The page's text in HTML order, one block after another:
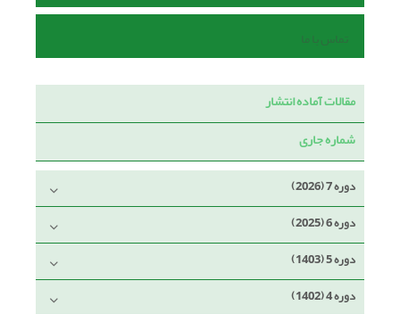
تماس با ما
مقالات آماده انتشار
شماره جاری
دوره 7 (2026)
دوره 6 (2025)
دوره 5 (1403)
دوره 4 (1402)